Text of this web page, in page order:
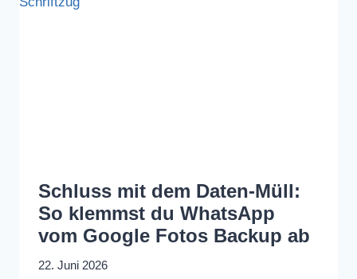
Schluss mit dem Daten-Müll:
So klemmst du WhatsApp
vom Google Fotos Backup ab
22. Juni 2026